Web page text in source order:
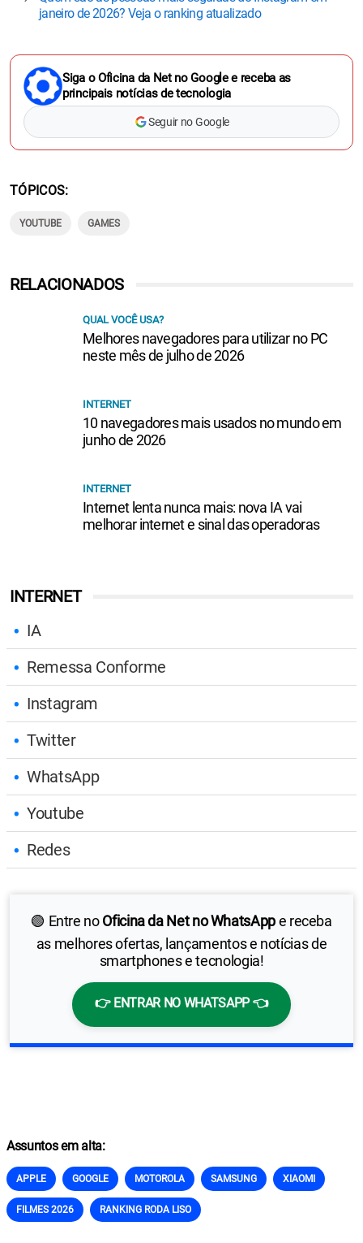
janeiro de 2026? Veja o ranking atualizado
Siga o Oficina da Net no Google e receba as
principais notícias de tecnologia
Seguir no Google
TÓPICOS
YOUTUBE GAMES
INTERNET
IA
Remessa Conforme
Instagram
Twitter
WhatsApp
Youtube
Redes
🟢 Entre noOficina da Net no WhatsAppe receba
as melhores ofertas, lançamentos e notícias de
smartphones e tecnologia!
👉 ENTRAR NO WHATSAPP 👈
RELACIONADOS
QUAL VOCÊ USA?
Melhores navegadores para utilizar no PC
neste mês de julho de 2026
INTERNET
10 navegadores mais usados no mundo em
junho de 2026
INTERNET
Internet lenta nunca mais: nova IA vai
melhorar internet e sinal das operadoras
Assuntos em alta:
APPLE GOOGLE MOTOROLA SAMSUNG XIAOMI
FILMES 2026 RANKING RODA LISO